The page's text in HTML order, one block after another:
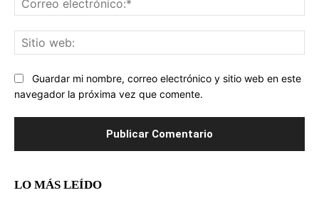
Guardar mi nombre, correo electrónico y sitio web en este
navegador la próxima vez que comente.
LO MÁS LEÍDO